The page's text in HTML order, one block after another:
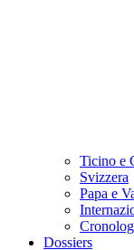
Ticino e
Svizzera
Papa e
Dossiers